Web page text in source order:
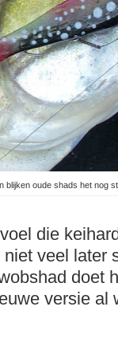
blijken oude shads het nog
die
veel later
doet
versie al